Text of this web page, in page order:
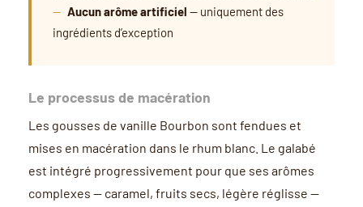
Aucun arôme artificiel — uniquement des
ingrédients d’exception
Le processus de macération
Les gousses de vanille Bourbon sont fendues et
mises en macération dans le rhum blanc. Le galabé
est intégré progressivement pour que ses arômes
complexes — caramel, fruits secs, légère réglisse —